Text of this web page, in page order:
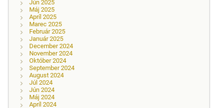
Jún 2025
Máj 2025
Apríl 2025
Marec 2025
Február 2025
Január 2025
December 2024
November 2024
Október 2024
September 2024
August 2024
Júl 2024
Jún 2024
Máj 2024
Apríl 2024